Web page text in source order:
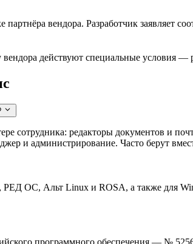
партнёра вендора. Разработчик заявляет
действуют специальные условия —
сотрудника: редакторы документов и
и администрирование. Часто берут
ОС, Альт Linux и ROSA, а также для
программного обеспечения — №